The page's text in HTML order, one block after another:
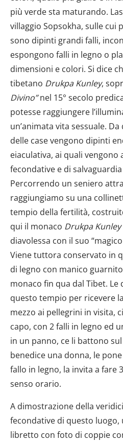
Utilizziamo i cookie per
annunci, per fornire
analizzare il nostro traffico.
pubblicità e social media, i
con altre informazioni che hai
raccolto dal tuo utilizzo dei
più verde sta maturando.
villaggio Sopsokha, sulle cui
sono dipinti grandi falli,
espongono falli in legno o
dimensioni e colori. Si dice
tibetano Drukpa Kunley,
Divino”nel 15° secolo
potesse raggiungere
un’animata vita sessuale.
delle case vengono dipinti
eiaculativa, ai quali
fecondative e di
Percorrendo un seniero
raggiungiamo su una
tempio della fertilità,
qui il monaco Drukpa Kunley
diavolessa con il suo
Viene tuttora conservato in
di legno con manico
monaco fin qua dal Tibet.
questo tempio per ricevere
mezzo ai pellegrini in visita,
capo, con 2 falli in legno ed
in un panno, ce li battono
benedice una donna, le
fallo in legno, la invita a fare
senso orario.
A dimostrazione della
fecondative di questo
libretto con foto di coppie